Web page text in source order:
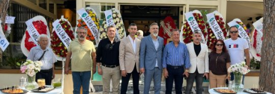
WhatsApp
İhbar Hattı
Facebook